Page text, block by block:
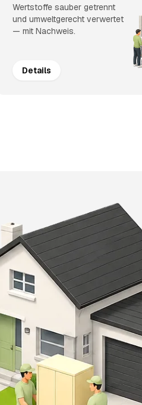
Wertstoffe sauber getrennt
und umweltgerecht verwertet
— mit Nachweis.
Details